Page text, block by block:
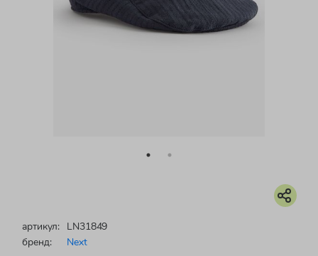
артикул: LN31849
бренд:
Next